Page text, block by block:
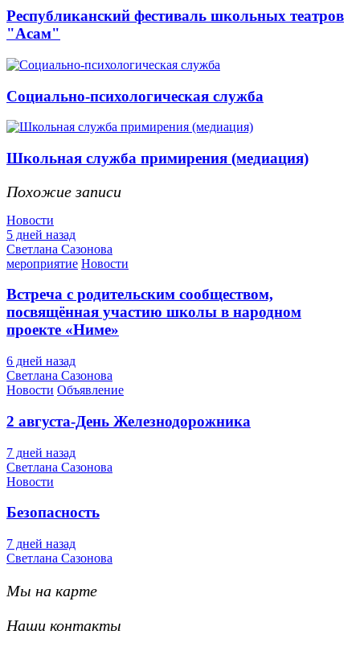
Республиканский фестиваль школьных театров
"Асам"
Социально-психологическая служба
Школьная служба примирения (медиация)
Похожие записи
Новости
5 дней назад
Светлана Сазонова
мероприятие Новости
Встреча с родительским сообществом,
посвящённая участию школы в народном
проекте «Ниме»
6 дней назад
Светлана Сазонова
Новости Объявление
2 августа-День Железнодорожника
7 дней назад
Светлана Сазонова
Новости
Безопасность
7 дней назад
Светлана Сазонова
Мы на карте
Наши контакты